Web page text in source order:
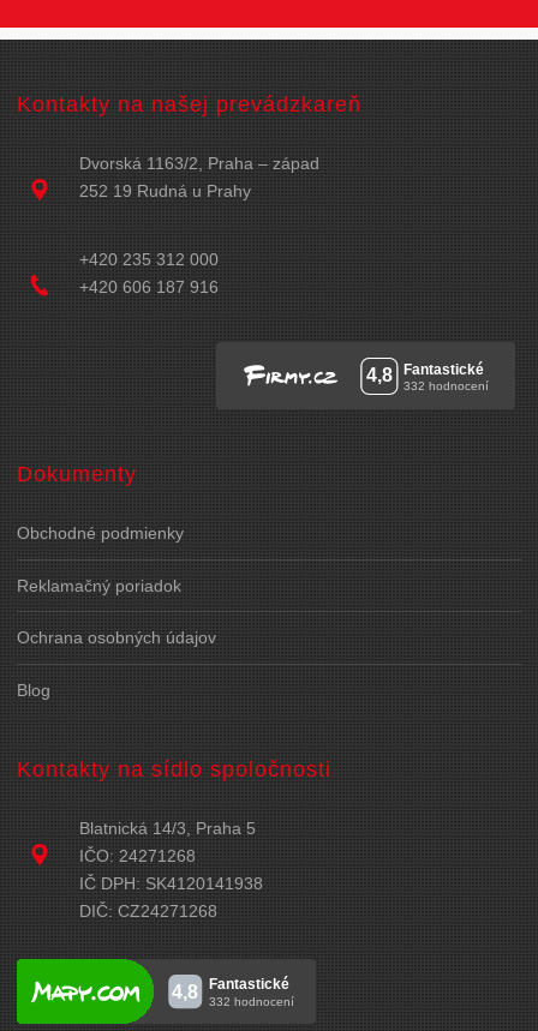
Kontakty na našej prevádzkareň
Dvorská 1163/2, Praha – západ
252 19 Rudná u Prahy
+420 235 312 000
+420 606 187 916
Dokumenty
Obchodné podmienky
Reklamačný poriadok
Ochrana osobných údajov
Blog
Kontakty na sídlo spoločnosti
Blatnická 14/3, Praha 5
IČO: 24271268
IČ DPH: SK4120141938
DIČ: CZ24271268